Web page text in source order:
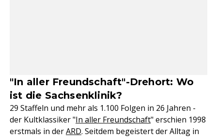
"In aller Freundschaft"-Drehort: Wo
ist die Sachsenklinik?
29 Staffeln und mehr als 1.100 Folgen in 26 Jahren -
der Kultklassiker "In aller Freundschaft" erschien 1998
erstmals in derARD. Seitdem begeistert der Alltag in